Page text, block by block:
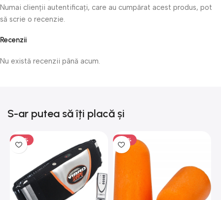
Recenzii
Nu există recenzii până acum.
Numai clienții autentificați, care au cumpărat acest produs, pot
să scrie o recenzie.
S-ar putea să îți placă și
-50% -50%